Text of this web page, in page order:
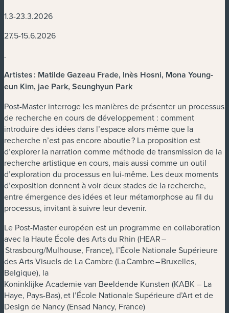
1.3-23.3.2026
27.5-15.6.2026
.
Artistes : Matilde Gazeau Frade, Inès Hosni​, Mona Young-
eun Kim​, jae Park​, Seunghyun Park​
Post-Master interroge les manières de présenter un processus
de recherche en cours de développement : comment
introduire des idées dans l’espace alors même que la
recherche n’est pas encore aboutie ? La proposition est
d’explorer la narration comme méthode de transmission de la
recherche artistique en cours, mais aussi comme un outil
d’exploration du processus en lui-même. Les deux moments
d’exposition donnent à voir deux stades de la recherche,
entre émergence des idées et leur métamorphose au fil du
processus, invitant à suivre leur devenir.
Le Post-Master européen est un programme en collaboration
avec la Haute École des Arts du Rhin (HEAR –
Strasbourg/Mulhouse, France), l’École Nationale Supérieure
des Arts Visuels de La Cambre (La Cambre – Bruxelles,
Belgique), la
Koninklijke Academie van Beeldende Kunsten (KABK – La
Haye, Pays-Bas), et l’École Nationale Supérieure d’Art et de
Design de Nancy (Ensad Nancy, France)